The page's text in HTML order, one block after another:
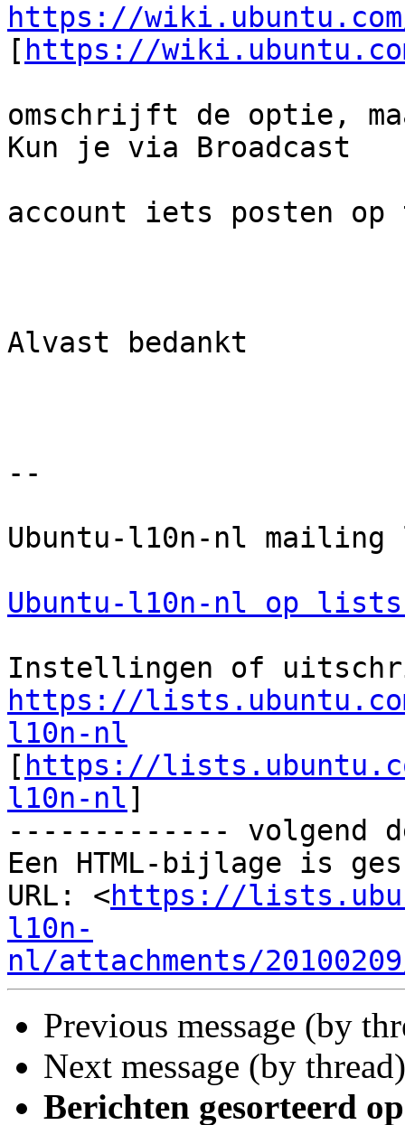
https://wiki.ubuntu.com/
[ https://
omschrijft de optie,
Kun je via Broadcast
account iets posten
Alvast bedankt
--
Ubuntu-l10n-nl
Ubuntu-l10n-nl op
https://
l10n-nl
[ https://
l10n-nl]
------------- volgend
Een HTML-bijlage is
URL: <https://
l10n-
nl/attachments/
Previous message (by
Next message (by
Berichten gesorteerd